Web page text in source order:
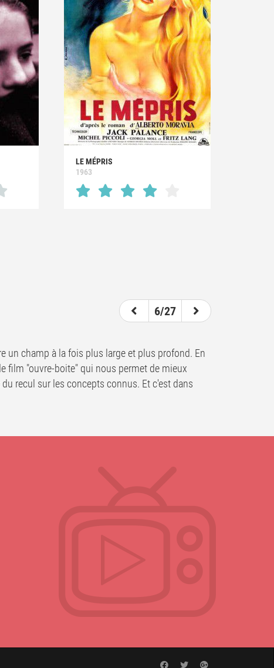
LE MÉPRIS
1963
6/27
un champ à la fois plus large et plus profond. En
film "ouvre-boite" qui nous permet de mieux
recul sur les concepts connus. Et c'est dans